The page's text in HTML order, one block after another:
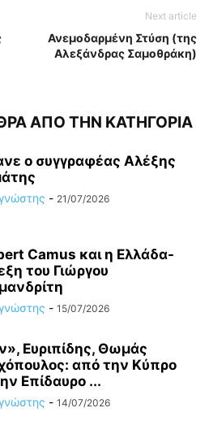
Next article
Ανεμοδαρμένη Στύση (της
Αλεξάνδρας Σαμοθράκη)
ΑΠΟ ΤΗΝ ΚΑΤΗΓΟΡΙΑ
ο συγγραφέας Αλέξης
- 21/07/2026
Camus και η Ελλάδα-
του Γιώργου
- 15/07/2026
Ευριπίδης, Θωμάς
από την Κύπρο
Επίδαυρο ...
- 14/07/2026